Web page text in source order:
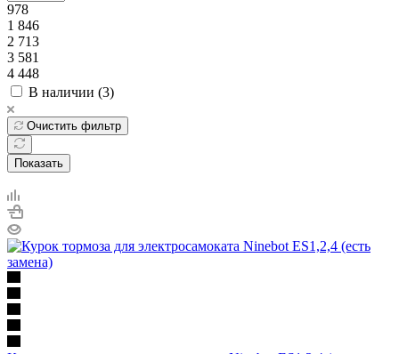
978
1 846
2 713
3 581
4 448
В наличии (3)
Очистить фильтр
Показать